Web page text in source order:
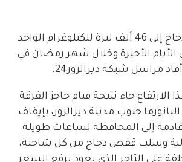
ارتفعت أسعار الدجاج إلى 46 ألف ليرة للكيلوغرام الواحد
الأيام الأخيرة وخلال شهر رمضان في
مراسل شبكة ديرالزور24.
الارتفاع جاء نتيجة قيام حاجز الفرقة
جنوب مدينة ديرالزور، بإيقاف
إلى المحافظة لساعات طويلة
وسلب قفص دجاج من كل شاحنة،
على التاجر الذي يعود برفع السعر